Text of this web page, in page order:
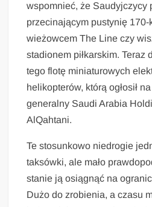
wspomnieć, że Saudyjczycy
przecinającym pustynię
wieżowcem The Line czy
stadionem piłkarskim. Teraz
tego flotę miniaturowych
helikopterów, którą ogłosił
generalny Saudi Arabia
AlQahtani.
Te stosunkowo niedrogie
taksówki, ale mało
stanie ją osiągnąć na
Dużo do zrobienia, a czasu